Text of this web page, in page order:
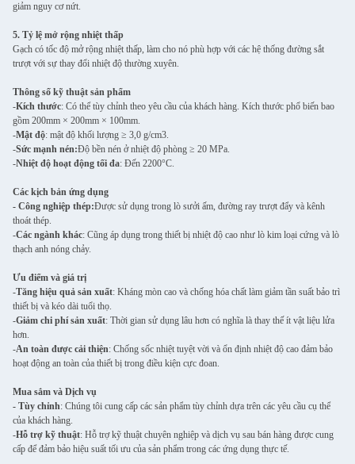
giảm nguy cơ nứt.
5. Tỷ lệ mở rộng nhiệt thấp
Gạch có tốc độ mở rộng nhiệt thấp, làm cho nó phù hợp với các hệ thống đường sắt
trượt với sự thay đổi nhiệt độ thường xuyên.
Thông số kỹ thuật sản phẩm
-Kích thước: Có thể tùy chỉnh theo yêu cầu của khách hàng. Kích thước phổ biến bao
gồm 200mm × 200mm × 100mm.
-Mật độ: mật độ khối lượng ≥ 3,0 g/cm3.
-Sức mạnh nén:Độ bền nén ở nhiệt độ phòng ≥ 20 MPa.
-Nhiệt độ hoạt động tối đa: Đến 2200°C.
Các kịch bản ứng dụng
- Công nghiệp thép:Được sử dụng trong lò sưởi ấm, đường ray trượt đẩy và kênh
thoát thép.
-Các ngành khác: Cũng áp dụng trong thiết bị nhiệt độ cao như lò kim loại cứng và lò
thạch anh nóng chảy.
Ưu điểm và giá trị
-Tăng hiệu quả sản xuất: Kháng mòn cao và chống hóa chất làm giảm tần suất bảo trì
thiết bị và kéo dài tuổi thọ.
-Giảm chi phí sản xuất: Thời gian sử dụng lâu hơn có nghĩa là thay thế ít vật liệu lửa
hơn.
-An toàn được cải thiện: Chống sốc nhiệt tuyệt vời và ổn định nhiệt độ cao đảm bảo
hoạt động an toàn của thiết bị trong điều kiện cực đoan.
Mua sắm và Dịch vụ
- Tùy chỉnh: Chúng tôi cung cấp các sản phẩm tùy chỉnh dựa trên các yêu cầu cụ thể
của khách hàng.
-Hỗ trợ kỹ thuật: Hỗ trợ kỹ thuật chuyên nghiệp và dịch vụ sau bán hàng được cung
cấp để đảm bảo hiệu suất tối ưu của sản phẩm trong các ứng dụng thực tế.